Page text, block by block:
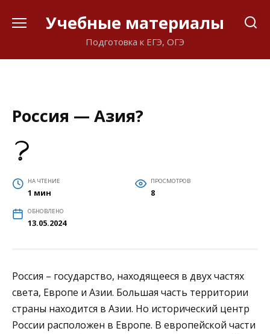
Учебные материалы
Подготовка к ЕГЭ, ОГЭ
Россия — Азия?
НА ЧТЕНИЕ
1 мин
ПРОСМОТРОВ
8
ОБНОВЛЕНО
13.05.2024
Россия – государство, находящееся в двух частях
света, Европе и Азии. Большая часть территории
страны находится в Азии. Но исторический центр
России расположен в Европе. В европейской части